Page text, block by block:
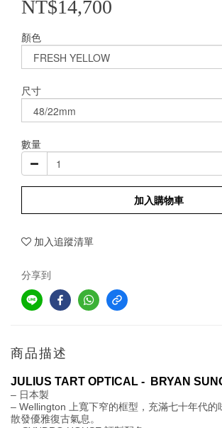
NT$14,700
顏色
尺寸
數量
加入購物車
加入追蹤清單
分享到
商品描述
JULIUS TART OPTICAL -  BRYAN
– 日本製
– Wellington 上寬下窄的框型，充滿七十年代的
散發優雅復古氣息。